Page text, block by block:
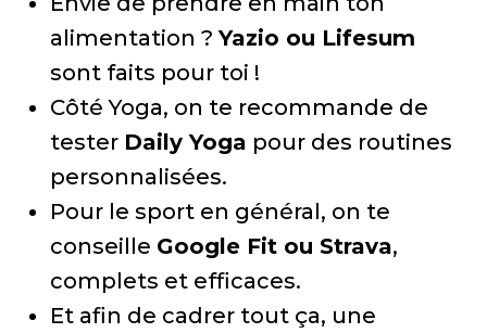
alimentation ?Yazio ou Lifesum
sont faits pour toi !
Côté Yoga, on te recommande de
tester Daily Yoga pour des routines
personnalisées.
Pour le sport en général, on te
conseille Google Fit ou Strava,
complets et efficaces.
Et afin de cadrer tout ça, une